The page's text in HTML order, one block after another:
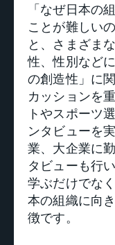
「なぜ日本の
ことが難しい
と、さまざま
性、性別など
の創造性」に
カッションを
トやスポーツ
ンタビューを
業、大企業に
タビューも行
学ぶだけでな
本の組織に向
徴です。